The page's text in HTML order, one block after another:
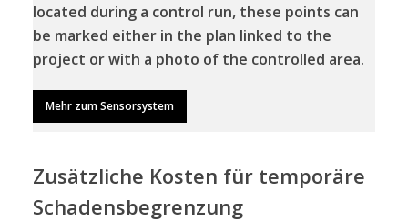
located during a control run, these points can
be marked either in the plan linked to the
project or with a photo of the controlled area.
Mehr zum Sensorsystem
Zusätzliche Kosten für temporäre
Schadensbegrenzung